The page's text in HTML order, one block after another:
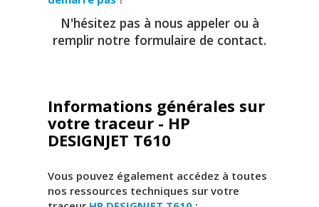
N'hésitez pas à nous appeler ou à
remplir notre formulaire de contact.
Informations générales sur
votre traceur - HP
DESIGNJET T610
Vous pouvez également accédez à toutes
nos ressources techniques sur votre